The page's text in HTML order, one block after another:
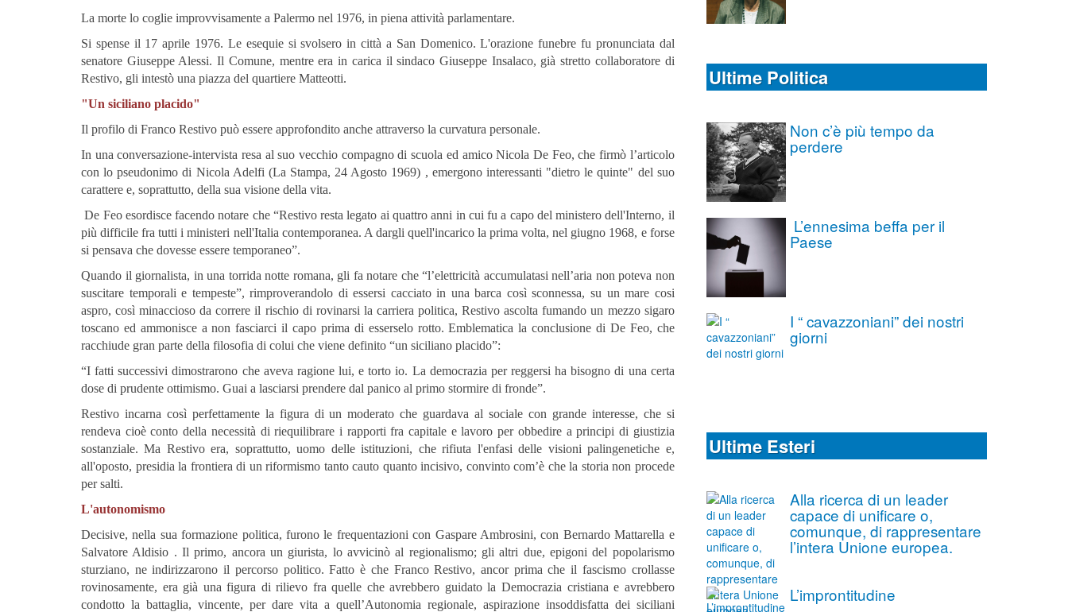
La morte lo coglie improvvisamente a Palermo nel 1976, in piena attività parlamentare.
Si spense il 17 aprile 1976. Le esequie si svolsero in città a San Domenico. L'orazione funebre fu pronunciata dal
senatore Giuseppe Alessi. Il Comune, mentre era in carica il sindaco Giuseppe Insalaco, già stretto collaboratore di
Restivo, gli intestò una piazza del quartiere Matteotti.
"Un siciliano placido"
Il profilo di Franco Restivo può essere approfondito anche attraverso la curvatura personale.
In una conversazione-intervista resa al suo vecchio compagno di scuola ed amico Nicola De Feo, che firmò l’articolo
con lo pseudonimo di Nicola Adelfi (La Stampa, 24 Agosto 1969) , emergono interessanti "dietro le quinte" del suo
carattere e, soprattutto, della sua visione della vita.
De Feo esordisce facendo notare che “Restivo resta legato ai quattro anni in cui fu a capo del ministero dell'Interno, il
più difficile fra tutti i ministeri nell'Italia contemporanea. A dargli quell'incarico la prima volta, nel giugno 1968, e forse
si pensava che dovesse essere temporaneo”.
Quando il giornalista, in una torrida notte romana, gli fa notare che “l’elettricità accumulatasi nell’aria non poteva non
suscitare temporali e tempeste”, rimproverandolo di essersi cacciato in una barca così sconnessa, su un mare cosi
aspro, così minaccioso da correre il rischio di rovinarsi la carriera politica, Restivo ascolta fumando un mezzo sigaro
toscano ed ammonisce a non fasciarci il capo prima di esserselo rotto. Emblematica la conclusione di De Feo, che
racchiude gran parte della filosofia di colui che viene definito “un siciliano placido”:
“I fatti successivi dimostrarono che aveva ragione lui, e torto io. La democrazia per reggersi ha bisogno di una certa
dose di prudente ottimismo. Guai a lasciarsi prendere dal panico al primo stormire di fronde”.
Restivo incarna così perfettamente la figura di un moderato che guardava al sociale con grande interesse, che si
rendeva cioè conto della necessità di riequilibrare i rapporti fra capitale e lavoro per obbedire a principi di giustizia
sostanziale. Ma Restivo era, soprattutto, uomo delle istituzioni, che rifiuta l'enfasi delle visioni palingenetiche e,
all'oposto, presidia la frontiera di un riformismo tanto cauto quanto incisivo, convinto com’è che la storia non procede
per salti.
L'autonomismo
Decisive, nella sua formazione politica, furono le frequentazioni con Gaspare Ambrosini, con Bernardo Mattarella e
Salvatore Aldisio . Il primo, ancora un giurista, lo avvicinò al regionalismo; gli altri due, epigoni del popolarismo
sturziano, ne indirizzarono il percorso politico. Fatto è che Franco Restivo, ancor prima che il fascismo crollasse
rovinosamente, era già una figura di rilievo fra quelle che avrebbero guidato la Democrazia cristiana e avrebbero
condotto la battaglia, vincente, per dare vita a quell’Autonomia regionale, aspirazione insoddisfatta dei siciliani
Ultime Politica
Non c’è più tempo da
perdere
L’ennesima beffa per il
Paese
I “ cavazzoniani” dei nostri
giorni
Ultime Esteri
Alla ricerca di un leader
capace di unificare o,
comunque, di rappresentare
l’intera Unione europea.
L’improntitudine